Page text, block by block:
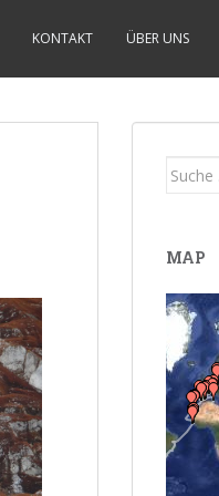
KONTAKT ÜBER UNS
Suche
MAP